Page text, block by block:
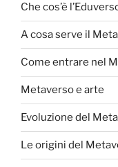
Che cos’è
A cosa serve il
Come entrare nel
Metaverso e arte
Evoluzione del
Le origini del